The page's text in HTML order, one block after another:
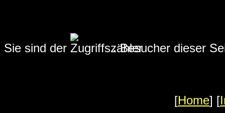
Sie sind der .Besucher dieser
[Home] [